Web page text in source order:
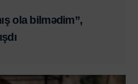
ola bilmədim”,